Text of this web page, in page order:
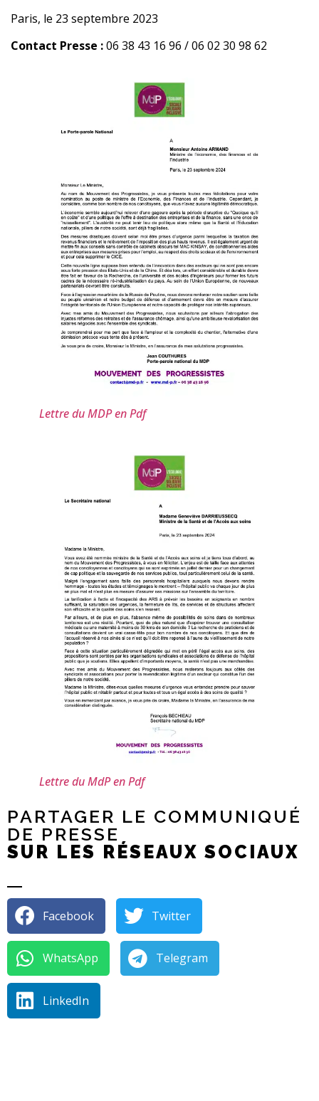
Paris, le 23 septembre 2023
Contact Presse :06 38 43 16 96 / 06 02 30 98 62
Lettre du MDP en Pdf
Lettre du MdP en Pdf
PARTAGER LE COMMUNIQUÉ
DE PRESSE
SUR LES RÉSEAUX SOCIAUX
Facebook Twitter
WhatsApp Telegram
LinkedIn